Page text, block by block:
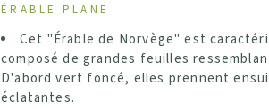
ÉRABLE PLANE
Cet "Érable de Norvège" est
composé de grandes feuilles
D'abord vert foncé, elles prennent
éclatantes.